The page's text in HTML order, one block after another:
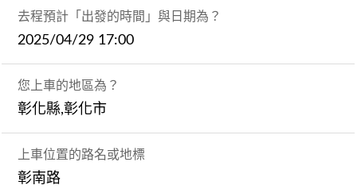
去程預計「出發的時間」與日期為？
2025/04/29 17:00
您上車的地區為？
彰化縣,彰化市
上車位置的路名或地標
彰南路